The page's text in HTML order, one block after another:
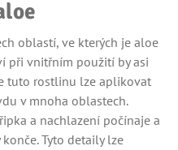
oblastí, ve kterých je aloe
při vnitřním použití by asi
tuto rostlinu lze aplikovat
v mnoha oblastech.
a nachlazení počínaje a
Tyto detaily lze